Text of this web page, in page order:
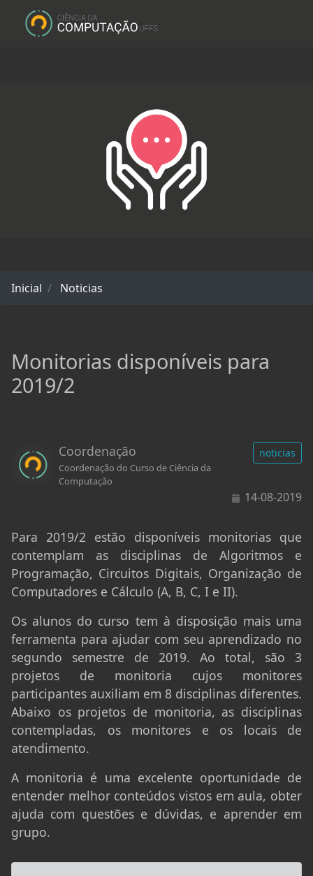
Inicial Noticias
Monitorias disponíveis para
2019/2
Coordenação
Coordenação do Curso de Ciência da
Computação
noticias
14-08-2019
Para 2019/2 estão disponíveis monitorias que
contemplam as disciplinas de Algoritmos e
Programação, Circuitos Digitais, Organização de
Computadores e Cálculo (A, B, C, I e II).
Os alunos do curso tem à disposição mais uma
ferramenta para ajudar com seu aprendizado no
segundo semestre de 2019. Ao total, são 3
projetos de monitoria cujos monitores
participantes auxiliam em 8 disciplinas diferentes.
Abaixo os projetos de monitoria, as disciplinas
contempladas, os monitores e os locais de
atendimento.
A monitoria é uma excelente oportunidade de
entender melhor conteúdos vistos em aula, obter
ajuda com questões e dúvidas, e aprender em
grupo.